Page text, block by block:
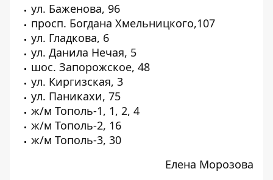
ул. Баженова, 96
просп. Богдана Хмельницкого,107
ул. Гладкова, 6
ул. Данила Нечая, 5
шос. Запорожское, 48
ул. Киргизская, 3
ул. Паникахи, 75
ж/м Тополь-1, 1, 2, 4
ж/м Тополь-2, 16
ж/м Тополь-3, 30
Елена Морозова